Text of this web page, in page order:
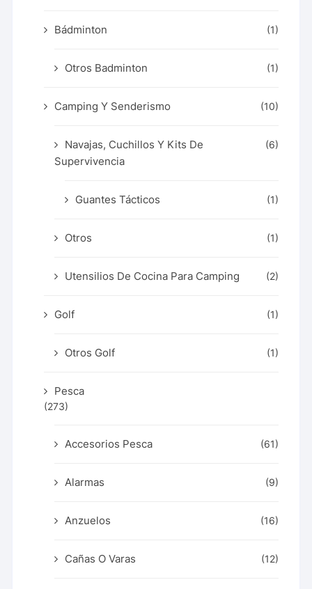
Bádminton (1)
Otros Badminton (1)
Camping Y Senderismo (10)
Navajas, Cuchillos Y Kits De
Supervivencia
(6)
Guantes Tácticos (1)
Otros (1)
Utensilios De Cocina Para Camping (2)
Golf (1)
Otros Golf (1)
Pesca
(273)
Accesorios Pesca (61)
Alarmas (9)
Anzuelos (16)
Cañas O Varas (12)